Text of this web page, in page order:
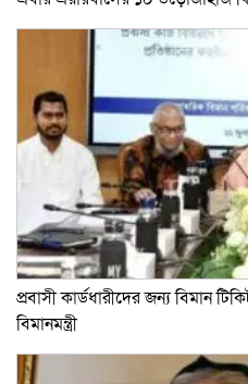
প্রবাসী কার্ডধারীদের জন্য বিমান
বিমানমন্ত্রী